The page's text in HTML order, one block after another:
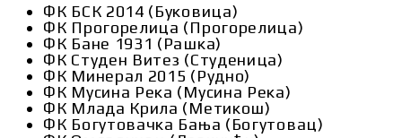
ФК БСК 2014 (Буковица)
ФК Прогорелица (Прогорелица)
ФК Бане 1931 (Рашка)
ФК Студен Витез (Студеница)
ФК Минерал 2015 (Рудно)
ФК Мусина Река (Мусина Река)
ФК Млада Крила (Метикош)
ФК Богутовачка Бања (Богутовац)